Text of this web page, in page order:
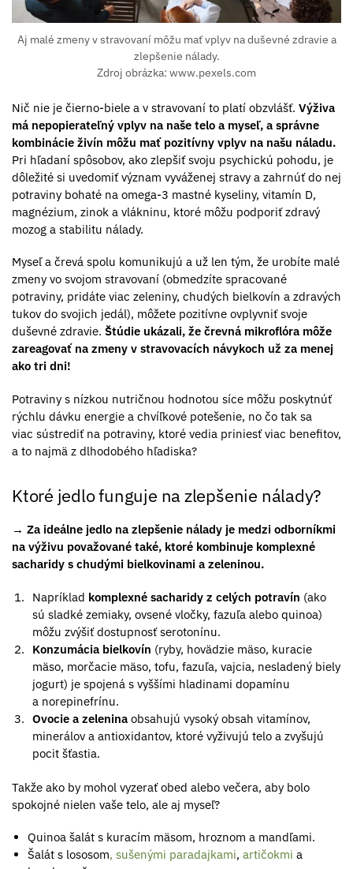
Aj malé zmeny v stravovaní môžu mať vplyv na duševné zdravie a
zlepšenie nálady.
Zdroj obrázka: www.pexels.com
Nič nie je čierno-biele a v stravovaní to platí obzvlášť. Výživa
má nepopierateľný vplyv na naše telo a myseľ, a správne
kombinácie živín môžu mať pozitívny vplyv na našu náladu.
Pri hľadaní spôsobov, ako zlepšiť svoju psychickú pohodu, je
dôležité si uvedomiť význam vyváženej stravy a zahrnúť do nej
potraviny bohaté na omega-3 mastné kyseliny, vitamín D,
magnézium, zinok a vlákninu, ktoré môžu podporiť zdravý
mozog a stabilitu nálady.
Myseľ a črevá spolu komunikujú a už len tým, že urobíte malé
zmeny vo svojom stravovaní (obmedzíte spracované
potraviny, pridáte viac zeleniny, chudých bielkovín a zdravých
tukov do svojich jedál), môžete pozitívne ovplyvniť svoje
duševné zdravie. Štúdie ukázali, že črevná mikroflóra môže
zareagovať na zmeny v stravovacích návykoch už za menej
ako tri dni!
Potraviny s nízkou nutričnou hodnotou síce môžu poskytnúť
rýchlu dávku energie a chvíľkové potešenie, no čo tak sa
viac sústrediť na potraviny, ktoré vedia priniesť viac benefitov,
a to najmä z dlhodobého hľadiska?
Ktoré jedlo funguje na zlepšenie nálady?
→ Za ideálne jedlo na zlepšenie nálady je medzi odborníkmi
na výživu považované také, ktoré kombinuje komplexné
sacharidy s chudými bielkovinami a zeleninou.
Napríklad komplexné sacharidy z celých potravín (ako
sú sladké zemiaky, ovsené vločky, fazuľa alebo quinoa)
môžu zvýšiť dostupnosť serotonínu.
Konzumácia bielkovín (ryby, hovädzie mäso, kuracie
mäso, morčacie mäso, tofu, fazuľa, vajcia, nesladený biely
jogurt) je spojená s vyššími hladinami dopamínu
a norepinefrínu.
Ovocie a zelenina obsahujú vysoký obsah vitamínov,
minerálov a antioxidantov, ktoré vyživujú telo a zvyšujú
pocit šťastia.
Takže ako by mohol vyzerať obed alebo večera, aby bolo
spokojné nielen vaše telo, ale aj myseľ?
Quinoa šalát s kuracím mäsom, hroznom a mandľami.
Šalát s lososom, sušenými paradajkami, artičokmi a